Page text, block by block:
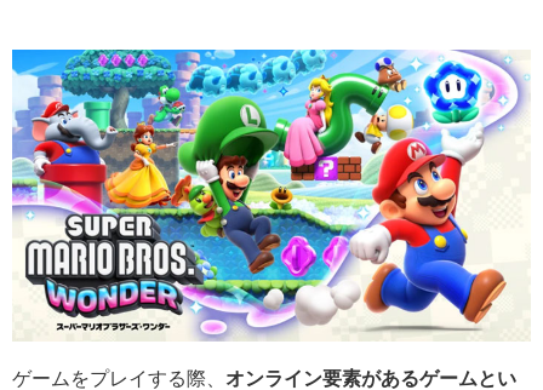
ゲームをプレイする際、 オンライン要素があるゲームとい